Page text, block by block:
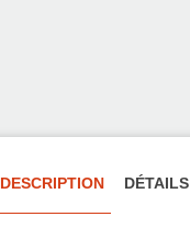
DESCRIPTION